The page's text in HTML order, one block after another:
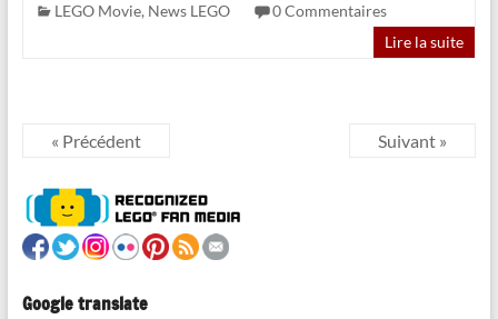
LEGO Movie, News LEGO
0 Commentaires
Lire la suite
« Précédent Suivant »
Google translate